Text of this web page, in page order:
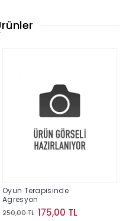
Oyun Terapisinde
Agresyon
250,00 TL 175,00 TL